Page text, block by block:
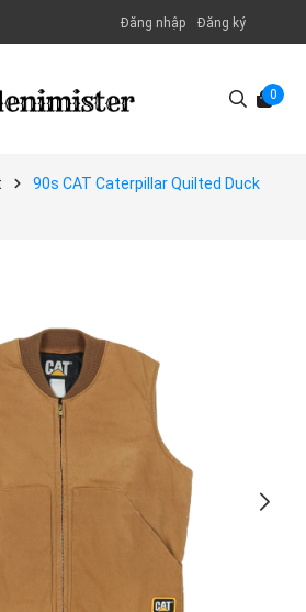
Đăng nhập Đăng ký
0
90s CAT Caterpillar Quilted Duck